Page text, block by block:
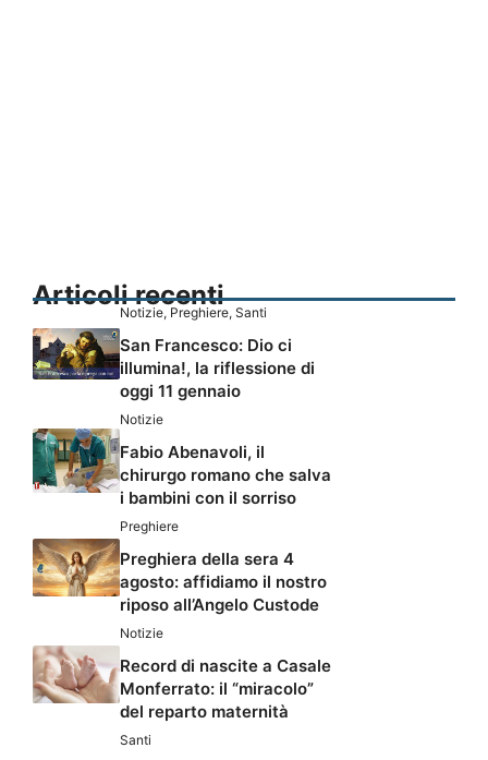
Articoli recenti
Notizie, Preghiere, Santi
San Francesco: Dio ci
illumina!, la riflessione di
oggi 11 gennaio
Notizie
Fabio Abenavoli, il
chirurgo romano che salva
i bambini con il sorriso
Preghiere
Preghiera della sera 4
agosto: affidiamo il nostro
riposo all’Angelo Custode
Notizie
Record di nascite a Casale
Monferrato: il “miracolo”
del reparto maternità
Santi